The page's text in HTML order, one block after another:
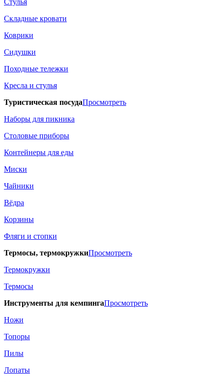
Стулья
Складные кровати
Коврики
Сидушки
Походные тележки
Кресла и стулья
Туристическая посудаПросмотреть
Наборы для пикника
Столовые приборы
Контейнеры для еды
Миски
Чайники
Вёдра
Корзины
Фляги и стопки
Термосы, термокружкиПросмотреть
Термокружки
Термосы
Инструменты для кемпингаПросмотреть
Ножи
Топоры
Пилы
Лопаты